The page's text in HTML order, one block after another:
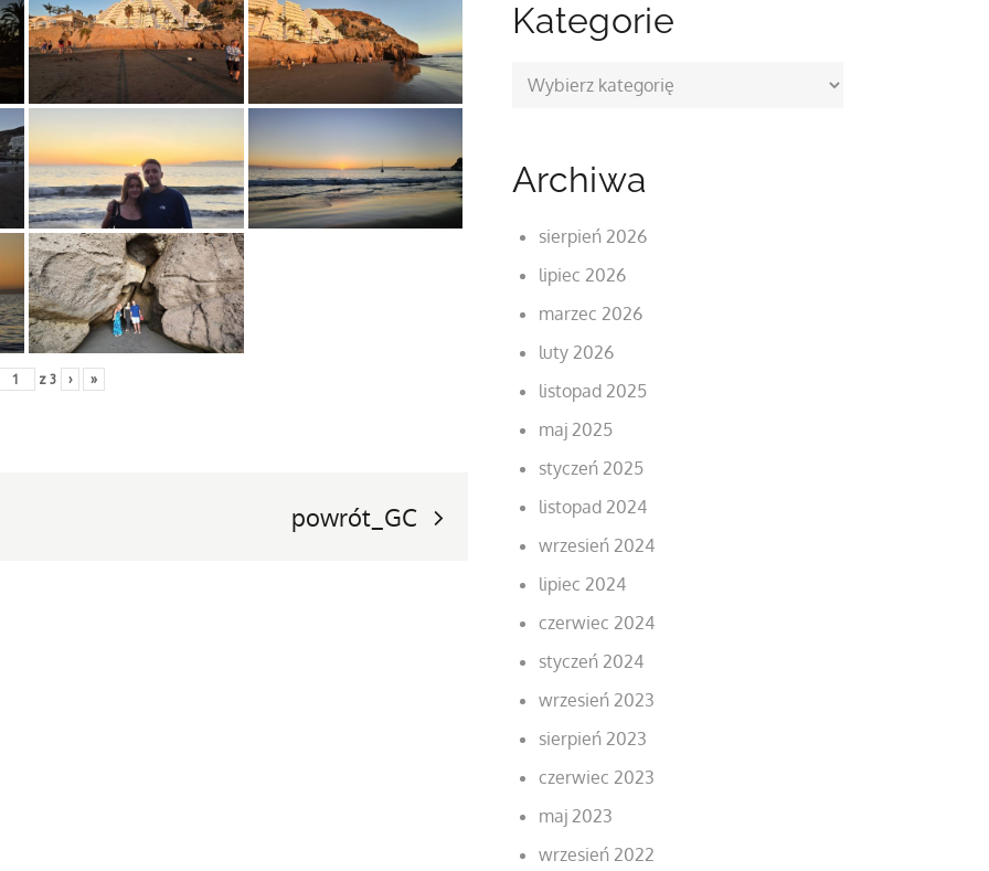
z 3 › »
powrót_GC
Kategorie
Kategorie
Archiwa
sierpień 2026
lipiec 2026
marzec 2026
luty 2026
listopad 2025
maj 2025
styczeń 2025
listopad 2024
wrzesień 2024
lipiec 2024
czerwiec 2024
styczeń 2024
wrzesień 2023
sierpień 2023
czerwiec 2023
maj 2023
wrzesień 2022